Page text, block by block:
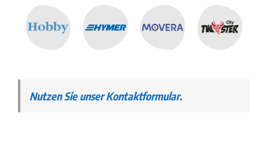
Nutzen Sie unser Kontaktformular.